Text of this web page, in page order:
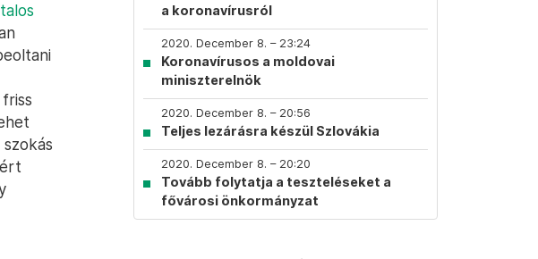
a koronavírusról
2020. December 8. – 23:24
Koronavírusos a moldovai
miniszterelnök
2020. December 8. – 20:56
Teljes lezárásra készül Szlovákia
2020. December 8. – 20:20
Tovább folytatja a teszteléseket a
fővárosi önkormányzat